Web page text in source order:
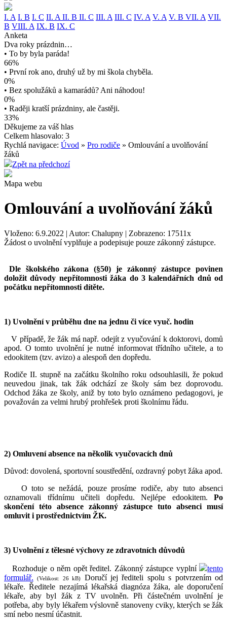
I. A I. B I. C II. A II. B II. C III. A III. C IV. A V. A V. B VII. A VII.
B VIII. A IX. B IX. C
Anketa
Dva roky prázdnin…
• To by byla paráda!
66%
• První rok ano, druhý už by mi škola chyběla.
0%
• Bez spolužáků a kamarádů? Ani náhodou!
0%
• Raději kratší prázdniny, ale častěji.
33%
Děkujeme za váš hlas
Celkem hlasovalo: 3
Rychlá navigace: Úvod » Pro rodiče » Omlouvání a uvolňování
žáků
Zpět na předchozí
Mapa webu
Omlouvání a uvolňování žáků
Vloženo: 6.9.2022 | Autor: Chalupny | Zobrazeno: 17511x
Žádost o uvolnění vyplňuje a podepisuje pouze zákonný zástupce.
Dle školského zákona (§50) je zákonný zástupce povinen
doložit důvody nepřítomnosti žáka do 3 kalendářních dnů od
počátku nepřítomnosti dítěte.
1) Uvolnění v průběhu dne na jednu či více vyuč. hodin
V případě, že žák má např. odejít z vyučování k doktorovi, domů
apod. O tomto uvolnění je nutné informovat třídního učitele, a to
edookitem (tzv. avizo) a alespoň den dopředu.
Rodiče II. stupně na začátku školního roku odsouhlasili, že pokud
neuvedou jinak, tak žák odchází ze školy sám bez doprovodu.
Odchod žáka ze školy, aniž by toto bylo oznámeno pedagogovi, je
považován za velmi hrubý prohřešek proti školnímu řádu.
2) Omluvení absence na několik vyučovacích dnů
Důvod: dovolená, sportovní soustředění, ozdravný pobyt žáka apod.
O toto se nežádá, pouze prosíme rodiče, aby tuto absenci
oznamovali třídnímu učiteli dopředu. Nejlépe edookitem. Po
skončení této absence zákonný zástupce tuto absenci musí
omluvit i prostřednictvím ŽK.
3) Uvolnění z tělesné výchovy ze zdravotních důvodů
Rozhoduje o něm opět ředitel. Zákonný zástupce vyplní
tento
formulář.
(Velikost: 26 kB)
Doručí jej řediteli spolu s potvrzením od
lékaře. Ředitele nezajímá lékařská diagnóza žáka, ale doporučení
lékaře, aby byl žák z TV uvolněn. Při částečném uvolnění je
potřeba, aby byly lékařem výslovně stanoveny cviky, kterých se žák
smí nebo nesmí účastnit.